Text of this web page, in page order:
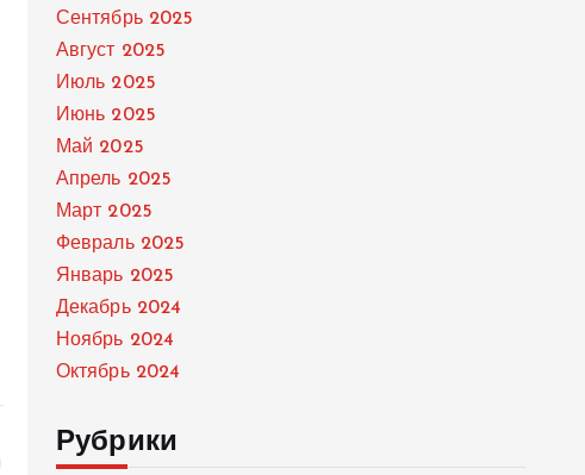
Сентябрь 2025
Август 2025
Июль 2025
Июнь 2025
Май 2025
Апрель 2025
Март 2025
Февраль 2025
Январь 2025
Декабрь 2024
Ноябрь 2024
Октябрь 2024
Рубрики